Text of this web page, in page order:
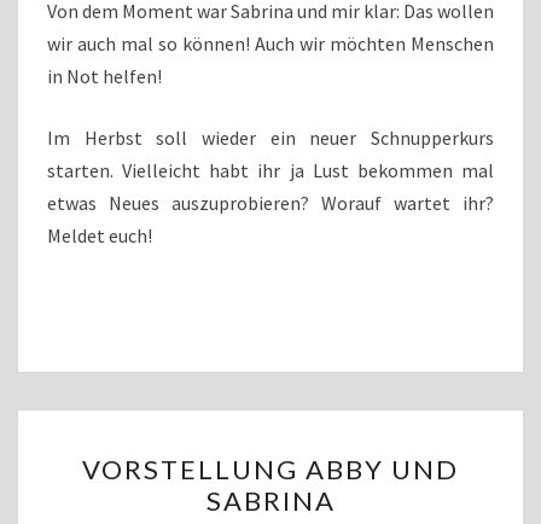
Von dem Moment war Sabrina und mir klar: Das wollen
wir auch mal so können! Auch wir möchten Menschen
in Not helfen!
Im Herbst soll wieder ein neuer Schnupperkurs
starten. Vielleicht habt ihr ja Lust bekommen mal
etwas Neues auszuprobieren? Worauf wartet ihr?
Meldet euch!
ABBY
UND
VORSTELLUNG ABBY UND
SABRINA